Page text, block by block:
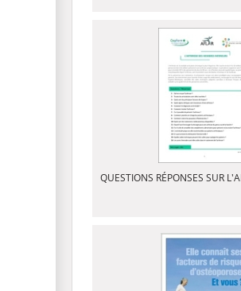
QUESTIONS RÉPONSES SUR